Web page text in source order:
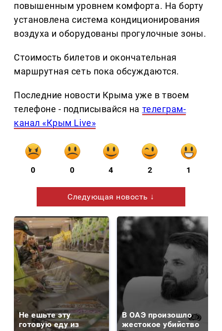
повышенным уровнем комфорта. На борту
установлена система кондиционирования
воздуха и оборудованы прогулочные зоны.
Стоимость билетов и окончательная
маршрутная сеть пока обсуждаются.
Последние новости Крыма уже в твоем
телефоне - подписывайся на телеграм-
канал «Крым Live»
0 0 4 2 1
Следующая новость ↓
Не ешьте эту
готовую еду из
В ОАЭ произошло
жестокое убийство